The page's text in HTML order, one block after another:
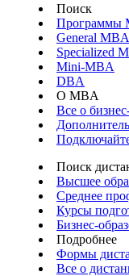
Поиск
Программы
General MBA
Specialized
Mini-MBA
DBA
О MBA
Все о
Поиск
Высшее
Среднее
Курсы
Бизнес-
Подробнее
Формы
Все о